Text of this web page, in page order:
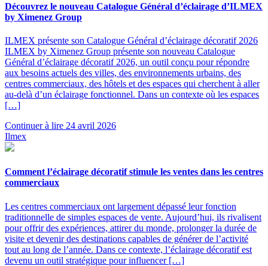
Découvrez le nouveau Catalogue Général d’éclairage d’ILMEX
by Ximenez Group
ILMEX présente son Catalogue Général d’éclairage décoratif 2026
ILMEX by Ximenez Group présente son nouveau Catalogue
Général d’éclairage décoratif 2026, un outil conçu pour répondre
aux besoins actuels des villes, des environnements urbains, des
centres commerciaux, des hôtels et des espaces qui cherchent à aller
au-delà d’un éclairage fonctionnel. Dans un contexte où les espaces
[…]
Continuer à lire 24 avril 2026
Ilmex
Comment l’éclairage décoratif stimule les ventes dans les centres
commerciaux
Les centres commerciaux ont largement dépassé leur fonction
traditionnelle de simples espaces de vente. Aujourd’hui, ils rivalisent
pour offrir des expériences, attirer du monde, prolonger la durée de
visite et devenir des destinations capables de générer de l’activité
tout au long de l’année. Dans ce contexte, l’éclairage décoratif est
devenu un outil stratégique pour influencer […]